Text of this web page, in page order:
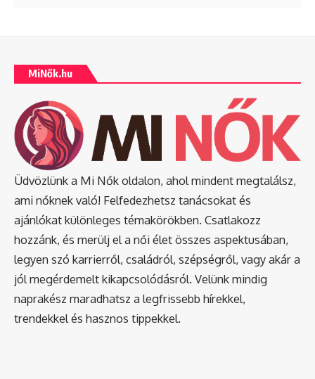
MiNők.hu
Üdvözlünk a Mi Nők oldalon, ahol mindent megtalálsz,
ami nőknek való! Felfedezhetsz tanácsokat és
ajánlókat különleges témakörökben. Csatlakozz
hozzánk, és merülj el a női élet összes aspektusában,
legyen szó karrierről, családról, szépségről, vagy akár a
jól megérdemelt kikapcsolódásról. Velünk mindig
naprakész maradhatsz a legfrissebb hírekkel,
trendekkel és hasznos tippekkel.